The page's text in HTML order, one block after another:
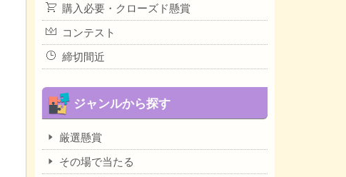
購入必要・クローズド懸賞
コンテスト
締切間近
ジャンルから探す
厳選懸賞
その場で当たる